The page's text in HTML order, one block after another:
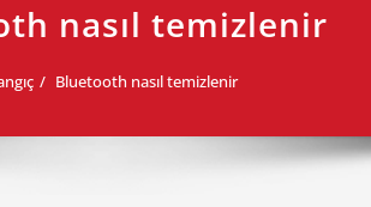
nasıl temizlenir
Bluetooth nasıl temizlenir